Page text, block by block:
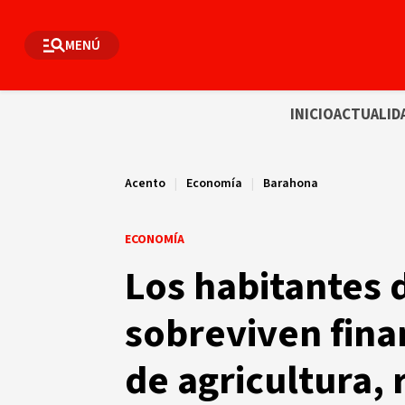
MENÚ
INICIO
Acento | Economía | Barahona
ECONOMÍA
Los habitantes
sobreviven
de agricultura,